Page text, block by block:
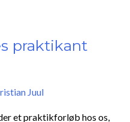
praktikant
Juul
et praktikforløb hos os,